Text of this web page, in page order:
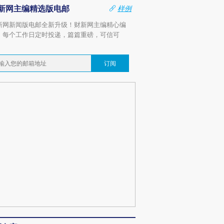
网主编精选版电邮
样例
网新闻版电邮全新升级！财新网主编精心编
每个工作日定时投递，篇篇重磅，可信可
订阅